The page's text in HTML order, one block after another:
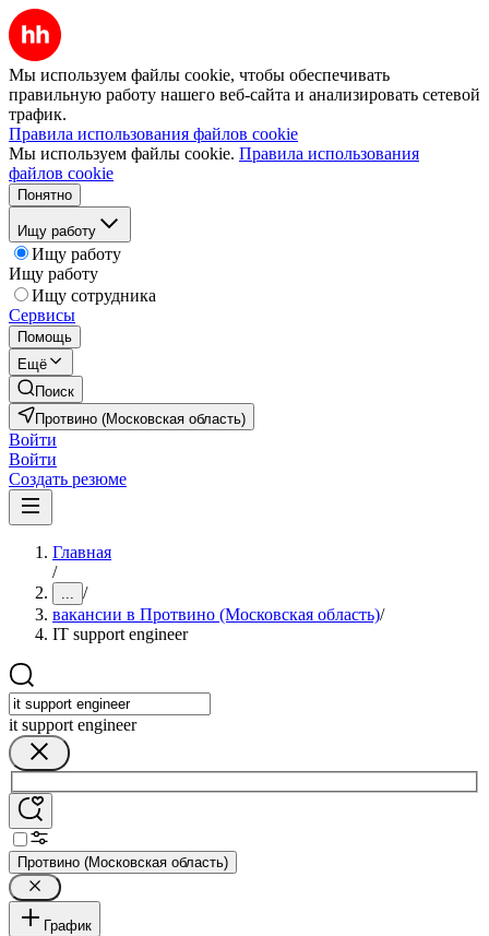
Мы используем файлы cookie, чтобы обеспечивать
правильную работу нашего веб-сайта и анализировать сетевой
трафик.
Правила использования файлов cookie
Мы используем файлы cookie. Правила использования
файлов cookie
Понятно
Ищу работу
Ищу работу
Ищу работу
Ищу сотрудника
Сервисы
Помощь
Ещё
Поиск
Протвино (Московская область)
Войти
Войти
Создать резюме
Главная
/
... /
вакансии в Протвино (Московская область)/
IT support engineer
it support engineer
Протвино (Московская область)
График